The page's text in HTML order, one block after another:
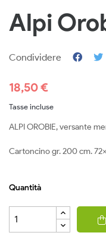
Alpi
Condividere
18,50 €
Tasse incluse
ALPI OROBIE, versante
Cartoncino gr. 200 cm.
Quantità